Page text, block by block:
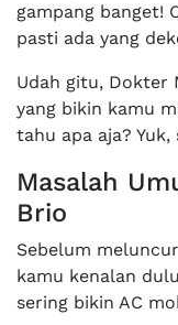
gampang banget!
pasti ada yang
Udah gitu, Dokter
yang bikin kamu
tahu apa aja?
Masalah
Brio
Sebelum
kamu kenalan
sering bikin AC